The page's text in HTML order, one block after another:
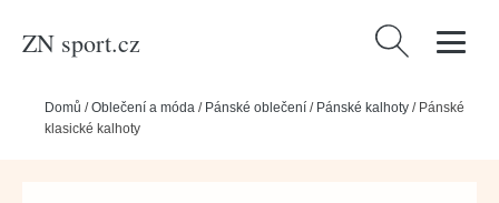
ZN sport.cz Vyhledávání
Domů /Oblečení a móda / Pánské oblečení / Pánské kalhoty / Pánské
klasické kalhoty